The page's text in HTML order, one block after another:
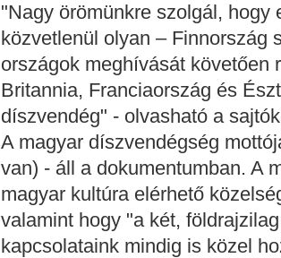
"Nagy örömünkre szolgál, hogy
közvetlenül olyan – Finnország
országok meghívását követően
Britannia, Franciaország és
díszvendég" - olvasható a
A magyar díszvendégség
van) - áll a dokumentumban. A
magyar kultúra elérhető
valamint hogy "a két,
kapcsolataink mindig is közel